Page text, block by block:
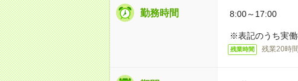
勤務時間 8:00～17:00
※表記のうち実働
残業時間 残業20時